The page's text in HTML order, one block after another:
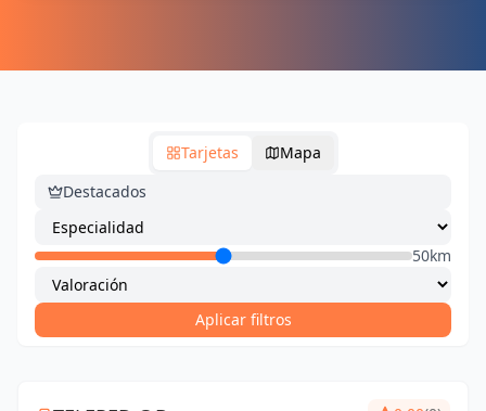
Tarjetas
Mapa
Destacados
50km
Aplicar filtros